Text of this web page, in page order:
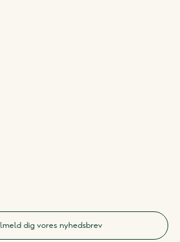
dig vores nyhedsbrev